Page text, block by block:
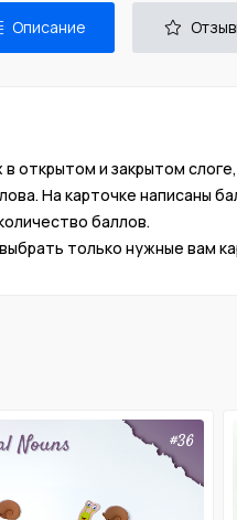
Описание
открытом и закрытом
На карточке написаны
баллов.
только нужные вам